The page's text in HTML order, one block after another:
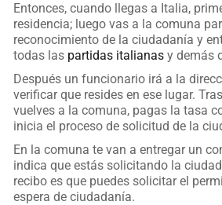
Entonces, cuando llegas a Italia,
residencia; luego vas a la comuna
reconocimiento de la ciudadanía y
todas las partidas italianas y demás
Después un funcionario irá a la
verificar que resides en ese lugar.
vuelves a la comuna, pagas la tasa
inicia el proceso de solicitud de la
En la comuna te van a entregar un
indica que estás solicitando la
recibo es que puedes solicitar el
espera de ciudadanía.